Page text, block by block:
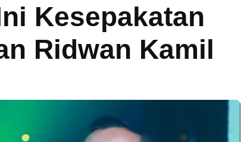
Kesepakatan
Ridwan Kamil